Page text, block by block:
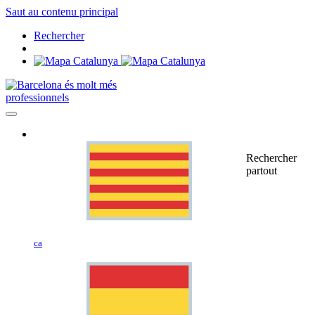
Saut au contenu principal
Rechercher
professionnels
ca
Rechercher
partout